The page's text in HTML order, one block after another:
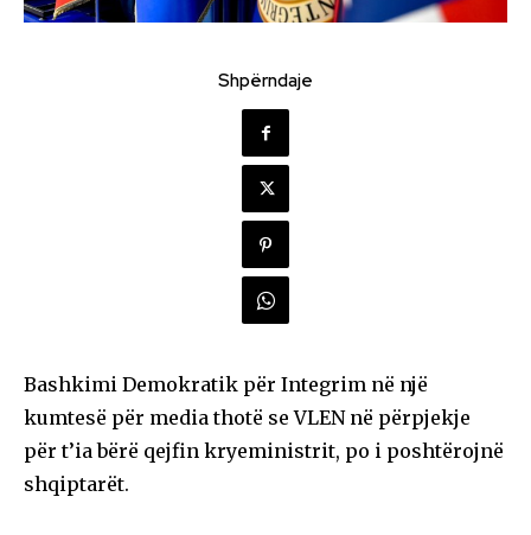
Shpërndaje
Bashkimi Demokratik për Integrim në një
kumtesë për media thotë se VLEN në përpjekje
për t’ia bërë qejfin kryeministrit, po i poshtërojnë
shqiptarët.